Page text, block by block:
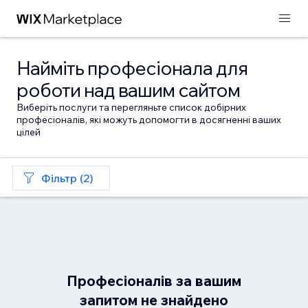
Найміть професіонала для
роботи над вашим сайтом
Виберіть послуги та перегляньте список добірних
професіоналів, які можуть допомогти в досягненні ваших
цілей
Фільтр (2)
Професіоналів за вашим
запитом не знайдено